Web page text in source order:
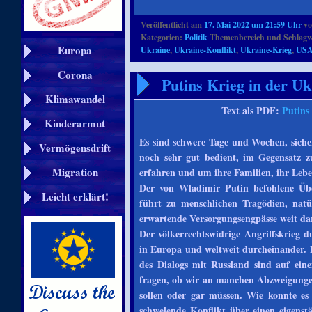
Europa
Corona
Klimawandel
Kinderarmut
Vermögensdrift
Migration
Leicht erklärt!
Veröffentlicht am 17. Mai 2022 um 21:59 Uhr
Kategorien:PolitikThemenbereich und
Ukraine,Ukraine-Konflikt,Ukraine-Krieg,
Putins Krieg in der
Text als PDF:
Es sind schwere Tage und Wochen,
noch sehr gut bedient, im
erfahren und um ihre Familien, ihr
Der von Wladimir Putin befohlene
führt zu menschlichen Tragödien,
erwartende Versorgungsengpässe weit
Der völkerrechtswidrige Angriffskrieg
in Europa und weltweit durcheinander.
des Dialogs mit Russland sind auf
fragen, ob wir an manchen
sollen oder gar müssen. Wie konnte